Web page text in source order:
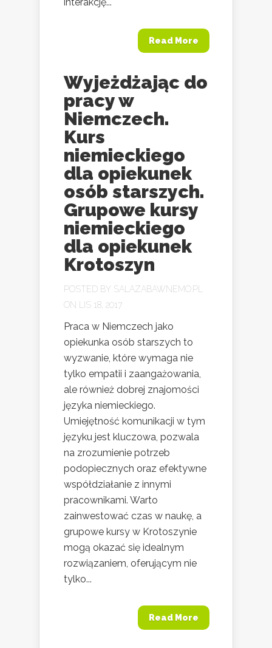
Read More
Wyjeżdżając do
pracy w
Niemczech.
Kurs
niemieckiego
dla opiekunek
osób starszych.
Grupowe kursy
niemieckiego
dla opiekunek
Krotoszyn
POSTED BY SALAZABAWNEMO.PL
ON LIS 18, 2017
Praca w Niemczech jako
opiekunka osób starszych to
wyzwanie, które wymaga nie
tylko empatii i zaangażowania,
ale również dobrej znajomości
języka niemieckiego.
Umiejętność komunikacji w tym
języku jest kluczowa, pozwala
na zrozumienie potrzeb
podopiecznych oraz efektywne
współdziałanie z innymi
pracownikami. Warto
zainwestować czas w naukę, a
grupowe kursy w Krotoszynie
mogą okazać się idealnym
rozwiązaniem, oferującym nie
tylko...
Read More